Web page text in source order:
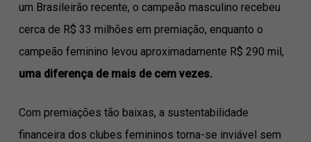
um Brasileirão recente, o campeão masculino recebeu
cerca de R$ 33 milhões em premiação, enquanto o
campeão feminino levou aproximadamente R$ 290 mil,
uma diferença de mais de cem vezes.
Com premiações tão baixas, a sustentabilidade
financeira dos clubes femininos torna-se inviável sem